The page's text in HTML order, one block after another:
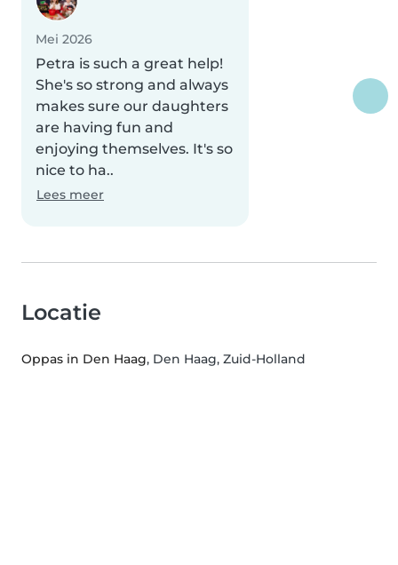
Mei 2026
Petra is such a great help!
She's so strong and always
makes sure our daughters
are having fun and
enjoying themselves. It's so
nice to ha..
Lees meer
Locatie
Oppas in Den Haag, Den Haag, Zuid-Holland